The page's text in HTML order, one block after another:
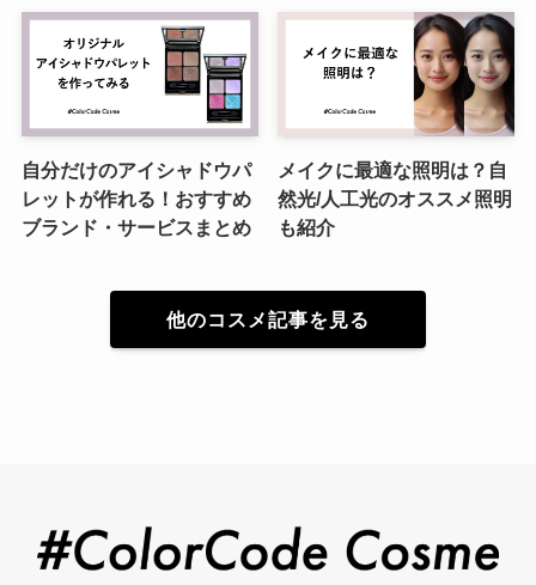
自分だけのアイシャドウパ
レットが作れる！おすすめ
ブランド・サービスまとめ
メイクに最適な照明は？自
然光/人工光のオススメ照明
も紹介
他のコスメ記事を見る